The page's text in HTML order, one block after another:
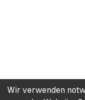
Wir verwenden